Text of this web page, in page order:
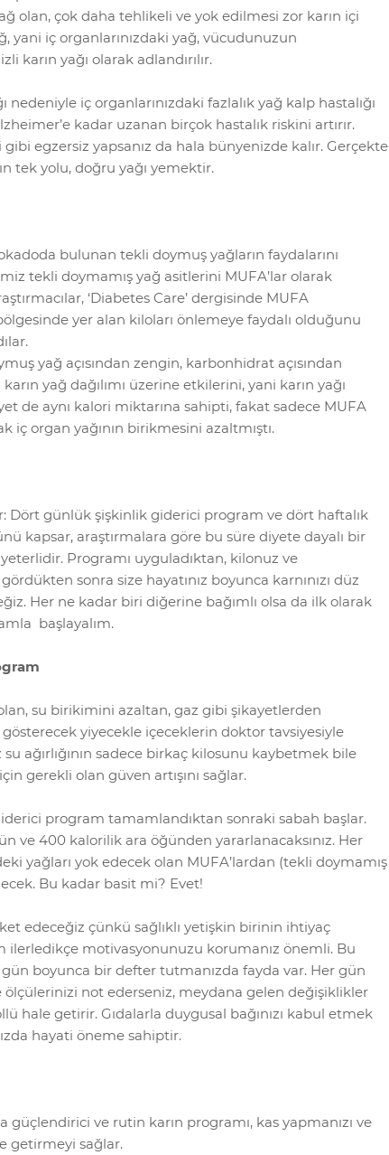
olan, çok daha tehlikeli ve yok edilmesi zor karın içi
yani iç organlarınızdaki yağ, vücudunuzun
karın yağı olarak adlandırılır.
nedeniyle iç organlarınızdaki fazlalık yağ kalp hastalığı
kadar uzanan birçok hastalık riskini artırır.
egzersiz yapsanız da hala bünyenizde kalır. Gerçekte
tek yolu, doğru yağı yemektir.
bulunan tekli doymuş yağların faydalarını
tekli doymamış yağ asitlerini MUFA’lar olarak
‘Diabetes Care’ dergisinde MUFA
yer alan kiloları önlemeye faydalı olduğunu
yağ açısından zengin, karbonhidrat açısından
yağ dağılımı üzerine etkilerini, yani karın yağı
de aynı kalori miktarına sahipti, fakat sadece MUFA
iç organ yağının birikmesini azaltmıştı.
Dört günlük şişkinlik giderici program ve dört haftalık
kapsar, araştırmalara göre bu süre diyete dayalı bir
Programı uyguladıktan, kilonuz ve
sonra size hayatınız boyunca karnınızı düz
Her ne kadar biri diğerine bağımlı olsa da ilk olarak
başlayalım.
olan, su birikimini azaltan, gaz gibi şikayetlerden
yiyecekle içeceklerin doktor tavsiyesiyle
ağırlığının sadece birkaç kilosunu kaybetmek bile
gerekli olan güven artışını sağlar.
program tamamlandıktan sonraki sabah başlar.
ve 400 kalorilik ara öğünden yararlanacaksınız. Her
yağları yok edecek olan MUFA’lardan (tekli doymamış
Bu kadar basit mi? Evet!
edeceğiz çünkü sağlıklı yetişkin birinin ihtiyaç
ilerledikçe motivasyonunuzu korumanız önemli. Bu
boyunca bir defter tutmanızda fayda var. Her gün
ölçülerinizi not ederseniz, meydana gelen değişiklikler
hale getirir. Gıdalarla duygusal bağınızı kabul etmek
hayati öneme sahiptir.
ve rutin karın programı, kas yapmanızı ve
getirmeyi sağlar.